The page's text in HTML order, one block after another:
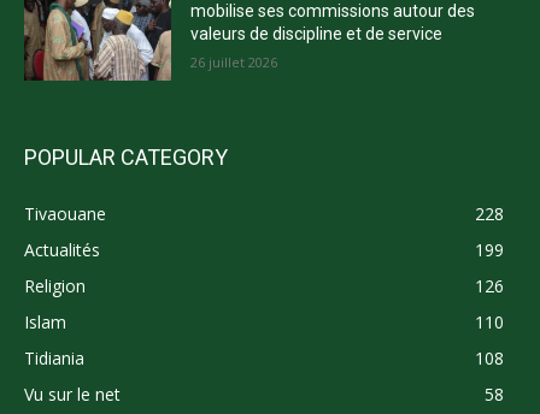
mobilise ses commissions autour des
valeurs de discipline et de service
26 juillet 2026
POPULAR CATEGORY
Tivaouane
228
Actualités
199
Religion
126
Islam
110
Tidiania
108
Vu sur le net
58